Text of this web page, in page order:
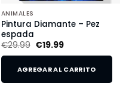
ANIMALES
Pintura Diamante – Pez
espada
€29.99 €19.99
AGREGAR AL CARRITO